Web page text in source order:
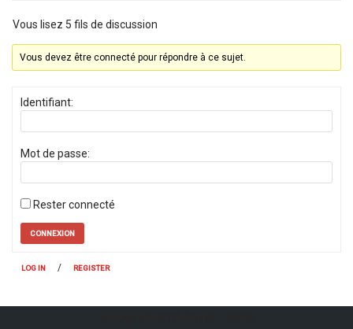
Vous lisez 5 fils de discussion
Vous devez être connecté pour répondre à ce sujet.
Identifiant:
Mot de passe:
Rester connecté
CONNEXION
LOG IN / REGISTER